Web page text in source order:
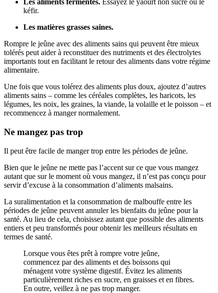
Les aliments fermentés. Essayez le yaourt non sucré ou le
kéfir.
Les matières grasses saines.
Rompre le jeûne avec des aliments sains qui peuvent être mieux
tolérés peut aider à reconstituer des nutriments et des électrolytes
importants tout en facilitant le retour des aliments dans votre régime
alimentaire.
Une fois que vous tolérez des aliments plus doux, ajoutez d’autres
aliments sains – comme les céréales complètes, les haricots, les
légumes, les noix, les graines, la viande, la volaille et le poisson – et
recommencez à manger normalement.
Ne mangez pas trop
Il peut être facile de manger trop entre les périodes de jeûne.
Bien que le jeûne ne mette pas l’accent sur ce que vous mangez
autant que sur le moment où vous mangez, il n’est pas conçu pour
servir d’excuse à la consommation d’aliments malsains.
La suralimentation et la consommation de malbouffe entre les
périodes de jeûne peuvent annuler les bienfaits du jeûne pour la
santé. Au lieu de cela, choisissez autant que possible des aliments
entiers et peu transformés pour obtenir les meilleurs résultats en
termes de santé.
Lorsque vous êtes prêt à rompre votre jeûne,
commencez par des aliments et des boissons qui
ménagent votre système digestif. Évitez les aliments
particulièrement riches en sucre, en graisses et en fibres.
En outre, veillez à ne pas trop manger.